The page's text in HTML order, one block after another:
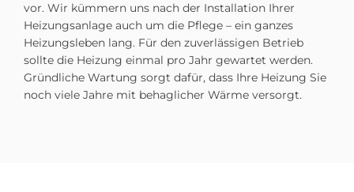
vor. Wir kümmern uns nach der Installation Ihrer
Heizungsanlage auch um die Pflege – ein ganzes
Heizungsleben lang. Für den zuverlässigen Betrieb
sollte die Heizung einmal pro Jahr gewartet werden.
Gründliche Wartung sorgt dafür, dass Ihre Heizung Sie
noch viele Jahre mit behaglicher Wärme versorgt.